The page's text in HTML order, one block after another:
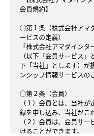
会員規約】
○第１条（株式会社アマ
ービスの定義）
「株式会社アマダインタ
（以下「会員サービス
下「当社」とします）が
ンシップ情報サービスの
○第２条（会員）
（１）会員とは、当社
録を申し込み、当社がこ
（２）会員は、会員サ
けることができます。